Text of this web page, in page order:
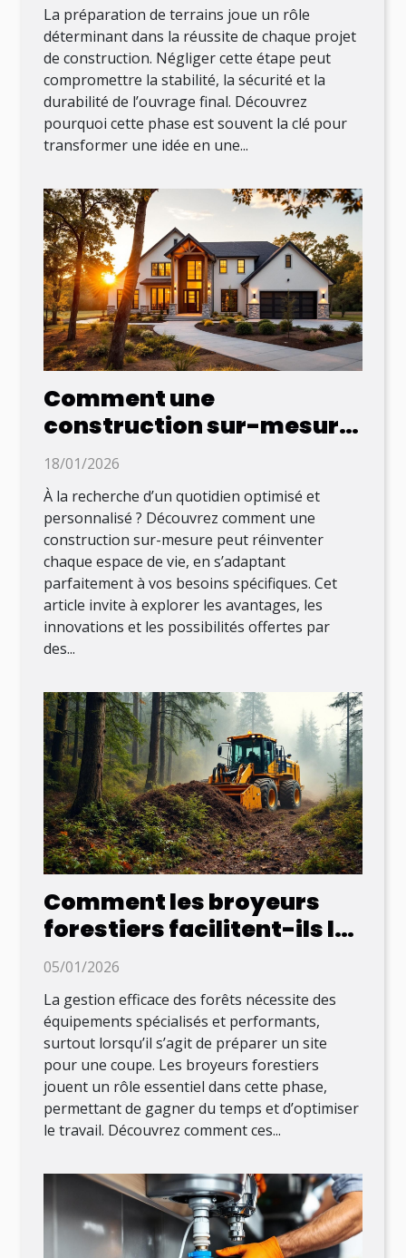
La préparation de terrains joue un rôle
déterminant dans la réussite de chaque projet
de construction. Négliger cette étape peut
compromettre la stabilité, la sécurité et la
durabilité de l’ouvrage final. Découvrez
pourquoi cette phase est souvent la clé pour
transformer une idée en une...
Comment une
construction sur-mesure
peut transformer votre
quotidien ?
18/01/2026
À la recherche d’un quotidien optimisé et
personnalisé ? Découvrez comment une
construction sur-mesure peut réinventer
chaque espace de vie, en s’adaptant
parfaitement à vos besoins spécifiques. Cet
article invite à explorer les avantages, les
innovations et les possibilités offertes par
des...
Comment les broyeurs
forestiers facilitent-ils la
préparation des sites de
05/01/2026
La gestion efficace des forêts nécessite des
équipements spécialisés et performants,
surtout lorsqu’il s’agit de préparer un site
pour une coupe. Les broyeurs forestiers
jouent un rôle essentiel dans cette phase,
permettant de gagner du temps et d’optimiser
le travail. Découvrez comment ces...